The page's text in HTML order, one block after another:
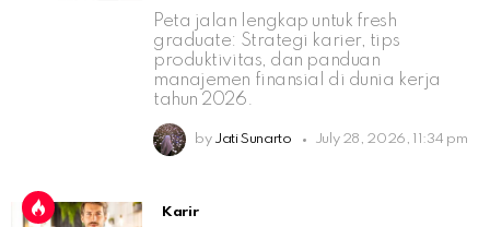
Peta jalan lengkap untuk fresh
graduate: Strategi karier, tips
produktivitas, dan panduan
manajemen finansial di dunia kerja
tahun 2026.
by Jati Sunarto July 28, 2026, 11:34 pm
Karir